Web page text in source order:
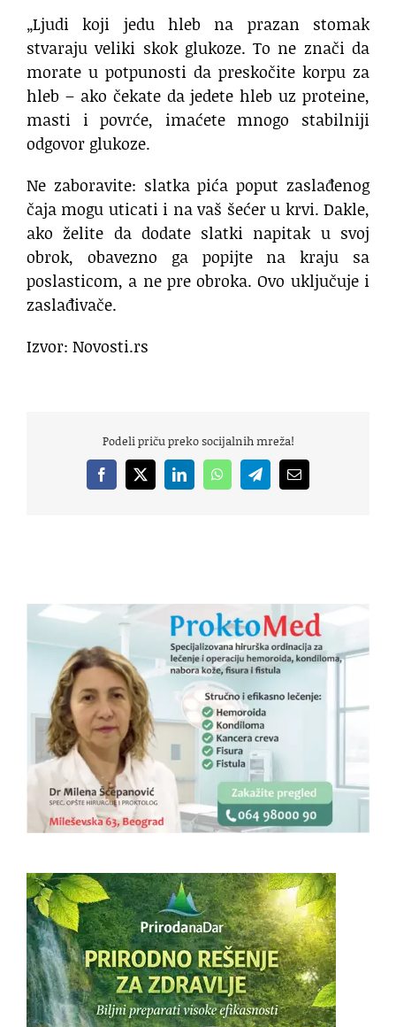
„Ljudi koji jedu hleb na prazan stomak
stvaraju veliki skok glukoze. To ne znači da
morate u potpunosti da preskočite korpu za
hleb – ako čekate da jedete hleb uz proteine,
masti i povrće, imaćete mnogo stabilniji
odgovor glukoze.
Ne zaboravite: slatka pića poput zaslađenog
čaja mogu uticati i na vaš šećer u krvi. Dakle,
ako želite da dodate slatki napitak u svoj
obrok, obavezno ga popijte na kraju sa
poslasticom, a ne pre obroka. Ovo uključuje i
zaslađivače.
Izvor: Novosti.rs
Podeli priču preko socijalnih mreža!
Facebook
X LinkedInWhatsAppTelegramEmail